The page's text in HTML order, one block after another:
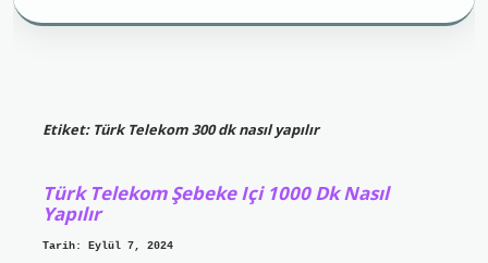
Etiket: Türk Telekom 300 dk nasıl yapılır
Türk Telekom Şebeke Içi 1000 Dk Nasıl
Yapılır
Tarih: Eylül 7, 2024